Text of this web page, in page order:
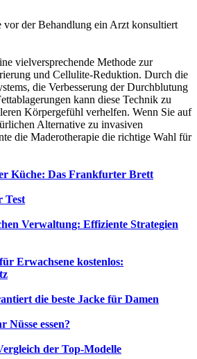
vor der Behandlung ein Arzt konsultiert
vielversprechende Methode zur
und Cellulite-Reduktion. Durch die
die Verbesserung der Durchblutung
kann diese Technik zu
Körpergefühl verhelfen. Wenn Sie auf
Alternative zu invasiven
die Maderotherapie die richtige Wahl für
Küche: Das Frankfurter Brett
Test
Verwaltung: Effiziente Strategien
Erwachsene kostenlos:
die beste Jacke für Damen
Nüsse essen?
der Top-Modelle